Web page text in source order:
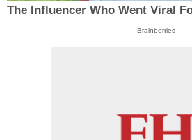
The Influencer Who Went Viral
Brainberries